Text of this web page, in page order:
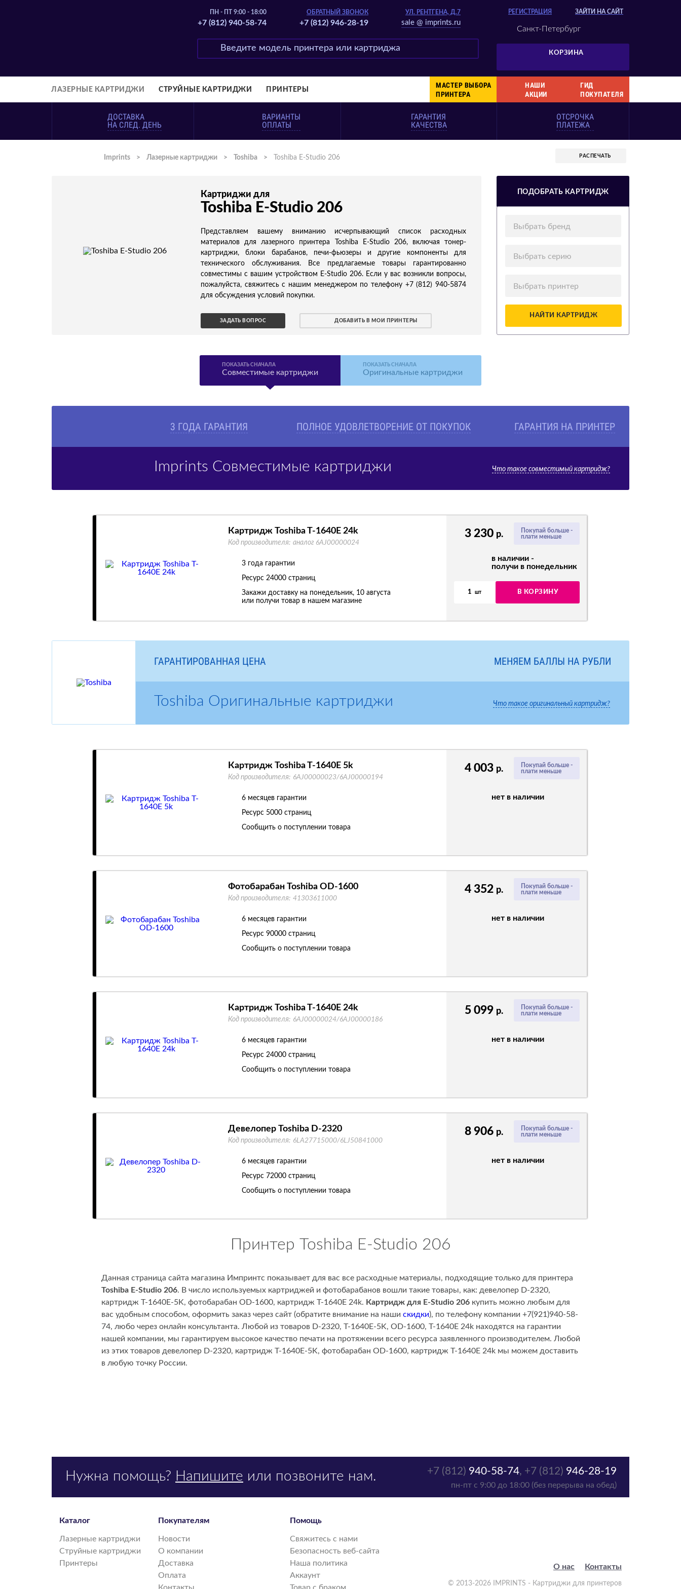
КОРЗИНА
РЕГИСТРАЦИЯ ЗАЙТИ НА САЙТ
Санкт-Петербург
ПН - ПТ 9:00 - 18:00
+7 (812) 940-58-74
ОБРАТНЫЙ ЗВОНОК
+7 (812) 946-28-19
УЛ. РЕНТГЕНА, Д.7
sale @ imprints.ru
НАШИ
АКЦИИ
ГИД
ПОКУПАТЕЛЯ
МАСТЕР ВЫБОРА
ПРИНТЕРА
ЛАЗЕРНЫЕ КАРТРИДЖИ СТРУЙНЫЕ КАРТРИДЖИ ПРИНТЕРЫ
ДОСТАВКА
НА СЛЕД. ДЕНЬ
ВАРИАНТЫ
ОПЛАТЫ
ГАРАНТИЯ
КАЧЕСТВА
ОТСРОЧКА
ПЛАТЕЖА
Imprints > Лазерные картриджи > Toshiba > Toshiba E-Studio 206
Картриджи для
Toshiba E-Studio 206
Представляем вашему вниманию исчерпывающий список расходных
материалов для лазерного принтера Toshiba E-Studio 206, включая тонер-
картриджи, блоки барабанов, печи-фьюзеры и другие компоненты для
технического обслуживания. Все предлагаемые товары гарантированно
совместимы с вашим устройством E-Studio 206. Если у вас возникли вопросы,
пожалуйста, свяжитесь с нашим менеджером по телефону +7 (812) 940-5874
для обсуждения условий покупки.
ЗАДАТЬ ВОПРОС ДОБАВИТЬ В МОИ ПРИНТЕРЫ
РАСПЕЧАТЬ
ПОДОБРАТЬ КАРТРИДЖ
Выбрать бренд
Выбрать серию
Выбрать принтер
НАЙТИ КАРТРИДЖ
ПОКАЗАТЬ СНАЧАЛА
Совместимые картриджи
ПОКАЗАТЬ СНАЧАЛА
Оригинальные картриджи
3 ГОДА ГАРАНТИЯ ПОЛНОЕ УДОВЛЕТВОРЕНИЕ ОТ ПОКУПОК ГАРАНТИЯ НА ПРИНТЕР
Что такое совместимый картридж?
Imprints Совместимые картриджи
Покупай больше -
плати меньше
3 230 р.
в наличии -
получи в понедельник
1 шт В КОРЗИНУ
Картридж Toshiba T-1640E 24k
Код производителя: аналог 6AJ00000024
3 года гарантии
Ресурс 24000 страниц
Закажи доставку на понедельник, 10 августа
или получи товар в нашем магазине
МЕНЯЕМ БАЛЛЫ НА РУБЛИ
ГАРАНТИРОВАННАЯ ЦЕНА
Что такое оригинальный картридж?
Toshiba Оригинальные картриджи
Покупай больше -
плати меньше
4 003 р.
нет в наличии
Картридж Toshiba T-1640E 5k
Код производителя: 6AJ00000023/6AJ00000194
6 месяцев гарантии
Ресурс 5000 страниц
Сообщить о поступлении товара
Покупай больше -
плати меньше
4 352 р.
нет в наличии
Фотобарабан Toshiba OD-1600
Код производителя: 41303611000
6 месяцев гарантии
Ресурс 90000 страниц
Сообщить о поступлении товара
Покупай больше -
плати меньше
5 099 р.
нет в наличии
Картридж Toshiba T-1640E 24k
Код производителя: 6AJ00000024/6AJ00000186
6 месяцев гарантии
Ресурс 24000 страниц
Сообщить о поступлении товара
Покупай больше -
плати меньше
8 906 р.
нет в наличии
Девелопер Toshiba D-2320
Код производителя: 6LA27715000/6LJ50841000
6 месяцев гарантии
Ресурс 72000 страниц
Сообщить о поступлении товара
Принтер Toshiba E-Studio 206
Данная страница сайта магазина Импринтс показывает для вас все расходные материалы, подходящие только для принтера
Toshiba E-Studio 206. В число используемых картриджей и фотобарабанов вошли такие товары, как: девелопер D-2320,
картридж T-1640E-5K, фотобарабан OD-1600, картридж T-1640E 24k. Картридж для E-Studio 206купить можно любым для
вас удобным способом, оформить заказ через сайт (обратите внимание на наши скидки), по телефону компании +7(921)940-58-
74, любо через онлайн консультанта. Любой из товаров D-2320, T-1640E-5K, OD-1600, T-1640E 24k находятся на гарантии
нашей компании, мы гарантируем высокое качество печати на протяжении всего ресурса заявленного производителем. Любой
из этих товаров девелопер D-2320, картридж T-1640E-5K, фотобарабан OD-1600, картридж T-1640E 24k мы можем доставить
в любую точку России.
+7 (812) 940-58-74, +7 (812) 946-28-19
пн-пт с 9:00 до 18:00 (без перерыва на обед)
Нужна помощь? Напишите или позвоните нам.
Каталог
Лазерные картриджи
Струйные картриджи
Принтеры
Покупателям
Новости
О компании
Доставка
Оплата
Помощь
Свяжитесь с нами
Безопасность веб-сайта
Наша политика
Аккаунт
О нас Контакты
© 2013-2026 IMPRINTS - Картриджи для принтеров